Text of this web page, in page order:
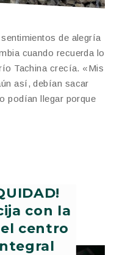
de alegría
cuando recuerda lo
Tachina crecía. «Mis
así, debían sacar
podían llegar porque
con la
centro